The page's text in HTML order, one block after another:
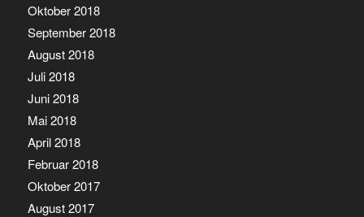
Oktober 2018
September 2018
August 2018
Juli 2018
Juni 2018
Mai 2018
April 2018
Februar 2018
Oktober 2017
August 2017